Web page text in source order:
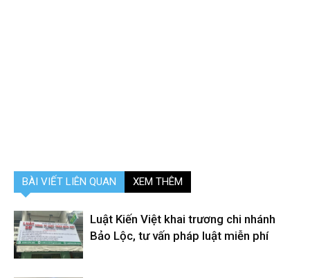
BÀI VIẾT LIÊN QUAN XEM THÊM
Luật Kiến Việt khai trương chi nhánh
Bảo Lộc, tư vấn pháp luật miễn phí